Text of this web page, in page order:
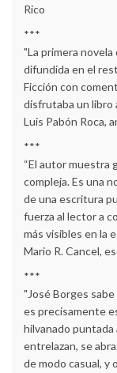
Rico
***
"La primera
difundida en el
Ficción con
disfrutaba un libro
Luis Pabón Roca,
***
“El autor muestra
compleja. Es una
de una escritura
fuerza al lector a
más visibles en la
Mario R. Cancel,
***
"José Borges
es precisamente
hilvanado
entrelazan, se
de modo casual, y